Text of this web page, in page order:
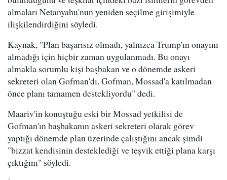
almaları Netanyahu'nun yeniden seçilme girişimiyle
ilişkilendirdiğini söyledi.
Kaynak, "Plan başarısız olmadı, yalnızca Trump'ın onayını
almadığı için hiçbir zaman uygulanmadı. Bu onayı
almakla sorumlu kişi başbakan ve o dönemde askeri
sekreteri olan Gofman'dı. Gofman, Mossad'a katılmadan
önce planı tamamen destekliyordu" dedi.
Maariv'in konuştuğu eski bir Mossad yetkilisi de
Gofman'ın başbakanın askeri sekreteri olarak görev
yaptığı dönemde plan üzerinde çalıştığını ancak şimdi
"bizzat kendisinin desteklediği ve teşvik ettiği plana karşı
çıktığını" söyledi.